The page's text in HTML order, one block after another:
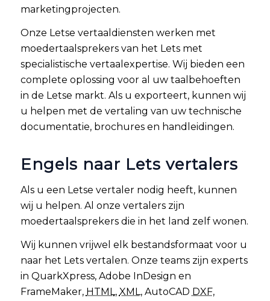
marketingprojecten.
Onze Letse vertaaldiensten werken met
moedertaalsprekers van het Lets met
specialistische vertaalexpertise. Wij bieden een
complete oplossing voor al uw taalbehoeften
in de Letse markt. Als u exporteert, kunnen wij
u helpen met de vertaling van uw technische
documentatie, brochures en handleidingen.
Engels naar Lets vertalers
Als u een Letse vertaler nodig heeft, kunnen
wij u helpen. Al onze vertalers zijn
moedertaalsprekers die in het land zelf wonen.
Wij kunnen vrijwel elk bestandsformaat voor u
naar het Lets vertalen. Onze teams zijn experts
in QuarkXpress, Adobe InDesign en
FrameMaker, HTML, XML, AutoCAD DXF,